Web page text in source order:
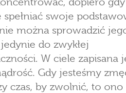
spełniać swoje
można sprowadzić
do zwykłej
W ciele zapisana
Gdy jesteśmy
czas, by zwolnić, to ono